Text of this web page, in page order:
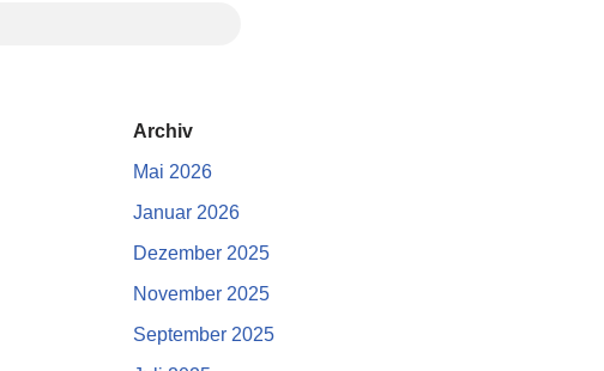
Archiv
Mai 2026
Januar 2026
Dezember 2025
November 2025
September 2025